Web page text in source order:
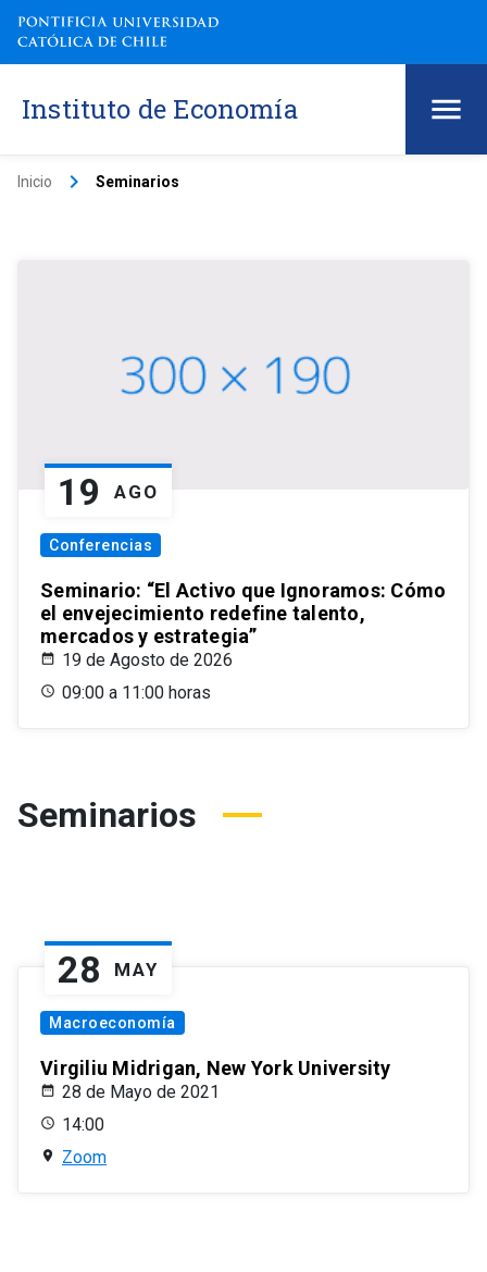
Instituto de Economía
Inicio keyboard_arrow_right Seminarios
19 AGO
Conferencias
Seminario: “El Activo que Ignoramos: Cómo
el envejecimiento redefine talento,
mercados y estrategia”
19 de Agosto de 2026
09:00 a 11:00 horas
Seminarios
28 MAY
Macroeconomía
Virgiliu Midrigan, New York University
28 de Mayo de 2021
14:00
Zoom